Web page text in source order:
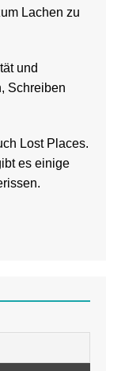
Lachen zu
und
Schreiben
Lost Places.
es einige